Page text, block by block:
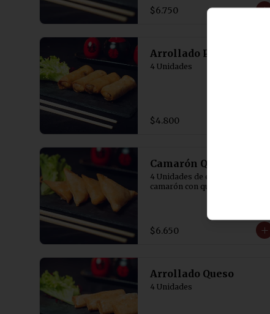
crocante. Acompañadas de salsa
de soya con un toque de vinagre.
$6.750
Arrollado Primavera
4 Unidades
$4.800
Camarón Queso
4 Unidades de empanaditas de
camarón con queso.
$6.650
Arrollado Queso
4 Unidades